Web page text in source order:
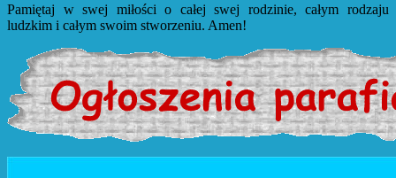
Pamiętaj w swej miłości o całej swej rodzinie, całym rodzaju
ludzkim i całym swoim stworzeniu. Amen!